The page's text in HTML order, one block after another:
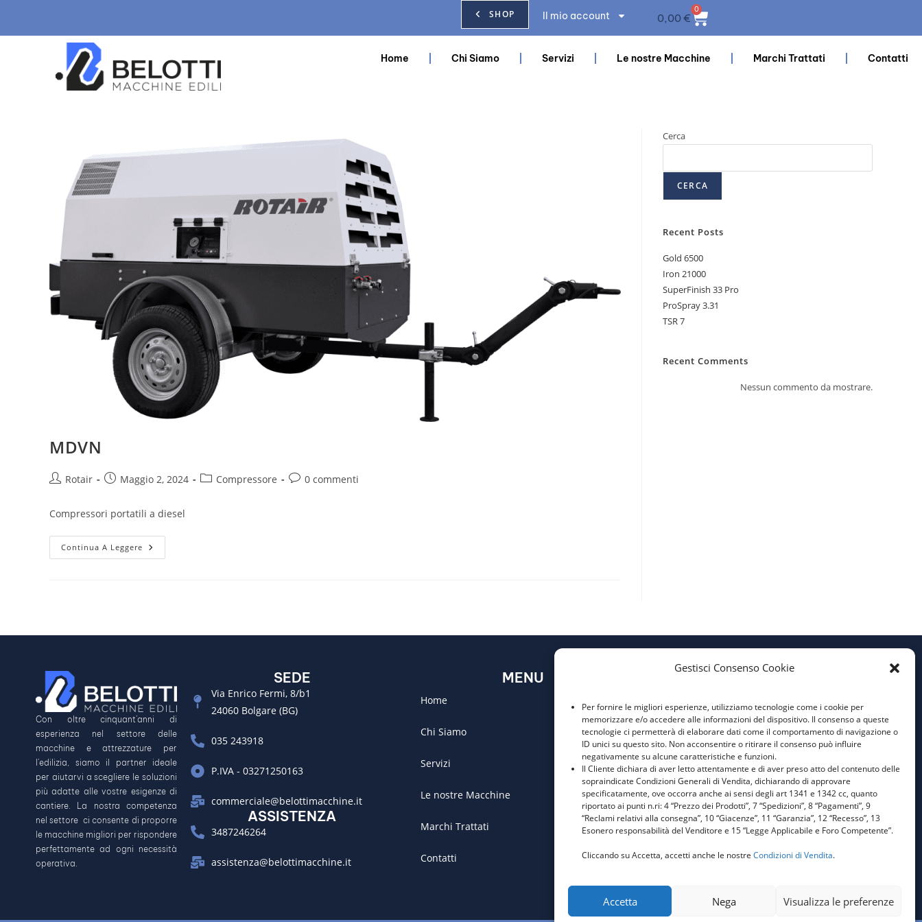
Gestisci Consenso Cookie
Per fornire le migliori esperienze, utilizziamo tecnologie come i cookie per
memorizzare e/o accedere alle informazioni del dispositivo. Il consenso a queste
tecnologie ci permetterà di elaborare dati come il comportamento di navigazione o
ID unici su questo sito. Non acconsentire o ritirare il consenso può influire
negativamente su alcune caratteristiche e funzioni.
Il Cliente dichiara di aver letto attentamente e di aver preso atto del contenuto delle
sopraindicate Condizioni Generali di Vendita, dichiarando di approvare
specificatamente, ove occorra anche ai sensi degli art 1341 e 1342 cc, quanto
riportato ai punti n.ri: 4 “Prezzo dei Prodotti”, 7 “Spedizioni”, 8 “Pagamenti”, 9
“Reclami relativi alla consegna”, 10 “Giacenze”, 11 “Garanzia”, 12 “Recesso”, 13
Esonero responsabilità del Venditore e 15 “Legge Applicabile e Foro Competente”.
Cliccando su Accetta, accetti anche le nostre Condizioni di Vendita.
Accetta Nega Visualizza le preferenze
SHOP Il mio account 0,00€
0
Home Chi Siamo Servizi Le nostre Macchine Marchi Trattati Contatti
MDVN
Rotair Maggio 2, 2024 Compressore 0 commenti
Compressori portatili a diesel
Continua A Leggere
Cerca
CERCA
Recent Posts
Gold 6500
Iron 21000
SuperFinish 33 Pro
ProSpray 3.31
TSR 7
Recent Comments
Nessun commento da mostrare.
Con oltre cinquant’anni di
esperienza nel settore delle
macchine e attrezzature per
l’edilizia, siamo il partner ideale
per aiutarvi a scegliere le soluzioni
più adatte alle vostre esigenze di
cantiere. La nostra competenza
nel settore ci consente di proporre
le macchine migliori per rispondere
perfettamente ad ogni necessità
operativa.
SEDE
Via Enrico Fermi, 8/b1
24060 Bolgare (BG)
035 243918
P.IVA - 03271250163
commerciale@belottimacchine.it
ASSISTENZA
3487246264
assistenza@belottimacchine.it
MENU
Home
Chi Siamo
Servizi
Le nostre Macchine
Marchi Trattati
Contatti
Cookie Policy
Condizioni Generali di
Vendita
Aiuti di Stato 1
Aiuti di Stato 2